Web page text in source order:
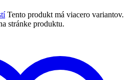
Tento produkt má viacero variantov.
stránke produktu.